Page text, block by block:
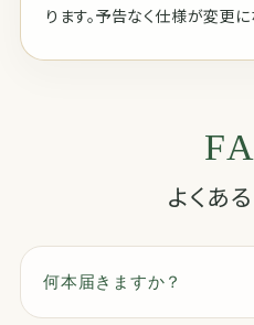
ります。予告なく仕様が変更
よくあ
何本届きますか？